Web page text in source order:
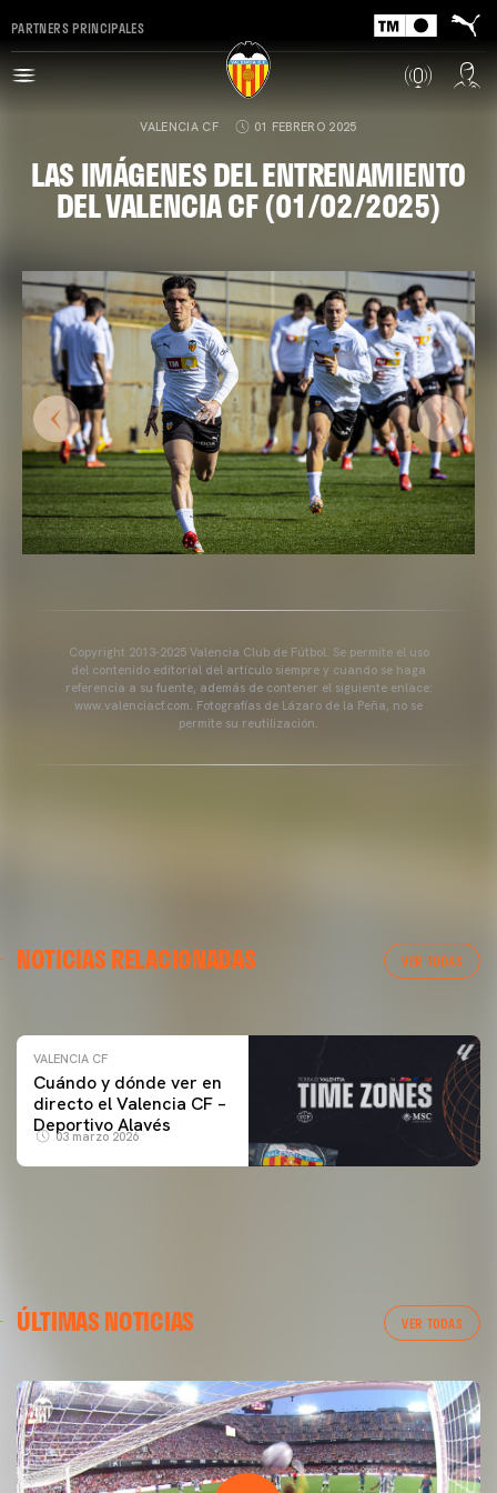
PARTNERS PRINCIPALES
VALENCIA CF 01 FEBRERO 2025
LAS IMÁGENES DEL ENTRENAMIENTO
DEL VALENCIA CF (01/02/2025)
Copyright 2013-2025 Valencia Club de Fútbol. Se permite el uso
del contenido editorial del artículo siempre y cuando se haga
referencia a su fuente, además de contener el siguiente enlace:
www.valenciacf.com. Fotografías de Lázaro de la Peña, no se
permite su reutilización.
NOTICIAS RELACIONADAS VER TODAS
ENTRENAMIENTO DEL VALENCIA CF 04/03/26
VALENCIA CF
Cuándo y dónde ver en
directo el Valencia CF –
Deportivo Alavés
03 marzo 2026
ÚLTIMAS NOTICIAS VER TODAS